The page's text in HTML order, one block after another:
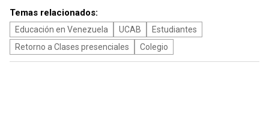
Temas relacionados:
Educación en Venezuela UCAB
Estudiantes
Retorno a Clases presenciales
Colegio